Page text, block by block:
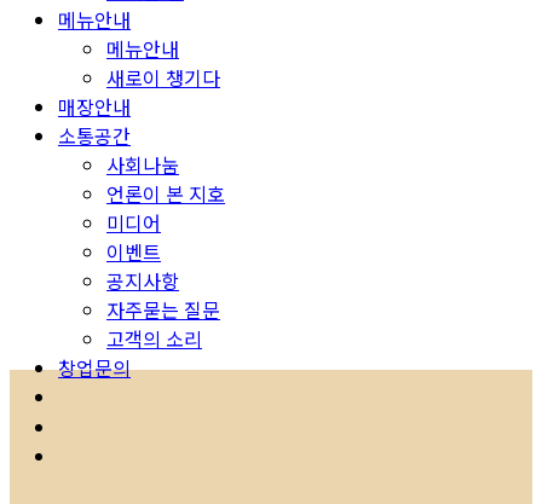
메뉴안내
메뉴안내
새로이 챙기다
매장안내
소통공간
사회나눔
언론이 본 지호
미디어
이벤트
공지사항
자주묻는 질문
고객의 소리
창업문의